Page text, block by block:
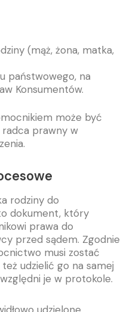
(mąż, żona, matka,
państwowego, na
Konsumentów.
może być
prawny w
rodziny do
dokument, który
prawa do
przed sądem. Zgodnie
musi zostać
udzielić go na samej
je w protokole.